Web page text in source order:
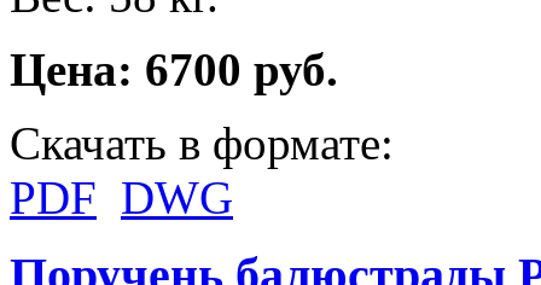
Цена: 6700 руб.
Скачать в формате:
PDF DWG